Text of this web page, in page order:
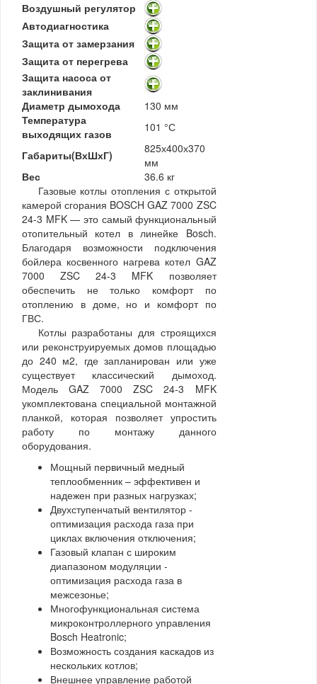
Воздушный регулятор
Автодиагностика
Защита от замерзания
Защита от перегрева
Защита насоса от
заклинивания
Диаметр дымохода
130 мм
Температура
выходящих газов
101 °С
Габариты(ВхШхГ)
825х400х370
мм
Вес
36.6 кг
Газовые котлы отопления с открытой
камерой сгорания BOSCH GAZ 7000 ZSC
24-3 MFK — это самый функциональный
отопительный котел в линейке Bosch.
Благодаря возможности подключения
бойлера косвенного нагрева котел GAZ
7000 ZSC 24-3 MFK позволяет
обеспечить не только комфорт по
отоплению в доме, но и комфорт по
ГВС.
Котлы разработаны для строящихся
или реконструируемых домов площадью
до 240 м2, где запланирован или уже
существует классический дымоход.
Модель GAZ 7000 ZSC 24-3 MFK
укомплектована специальной монтажной
планкой, которая позволяет упростить
работу по монтажу данного
оборудования.
Мощный первичный медный
теплообменник – эффективен и
надежен при разных нагрузках;
Двухступенчатый вентилятор -
оптимизация расхода газа при
циклах включения отключения;
Газовый клапан с широким
диапазоном модуляции -
оптимизация расхода газа в
межсезонье;
Многофункциональная система
микроконтроллерного управления
Bosch Heatronic;
Возможность создания каскадов из
нескольких котлов;
Внешнее управление работой